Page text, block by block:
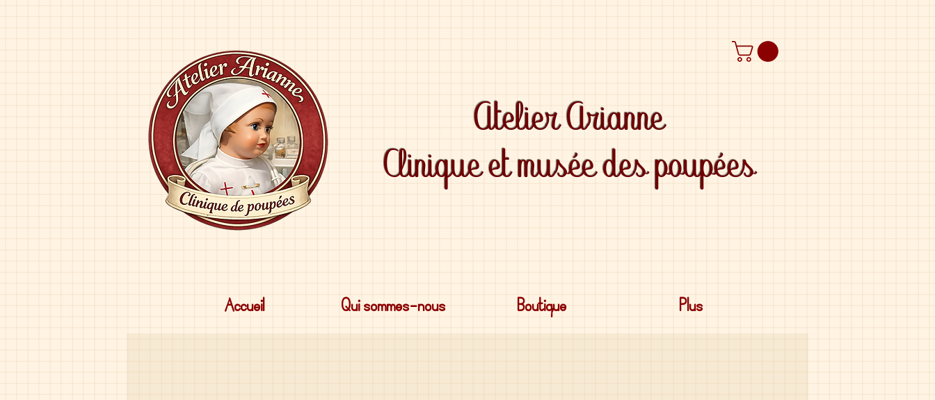
Atelier Arianne
Clinique et musée des poupées
Accueil Qui sommes-nous Boutique Plus